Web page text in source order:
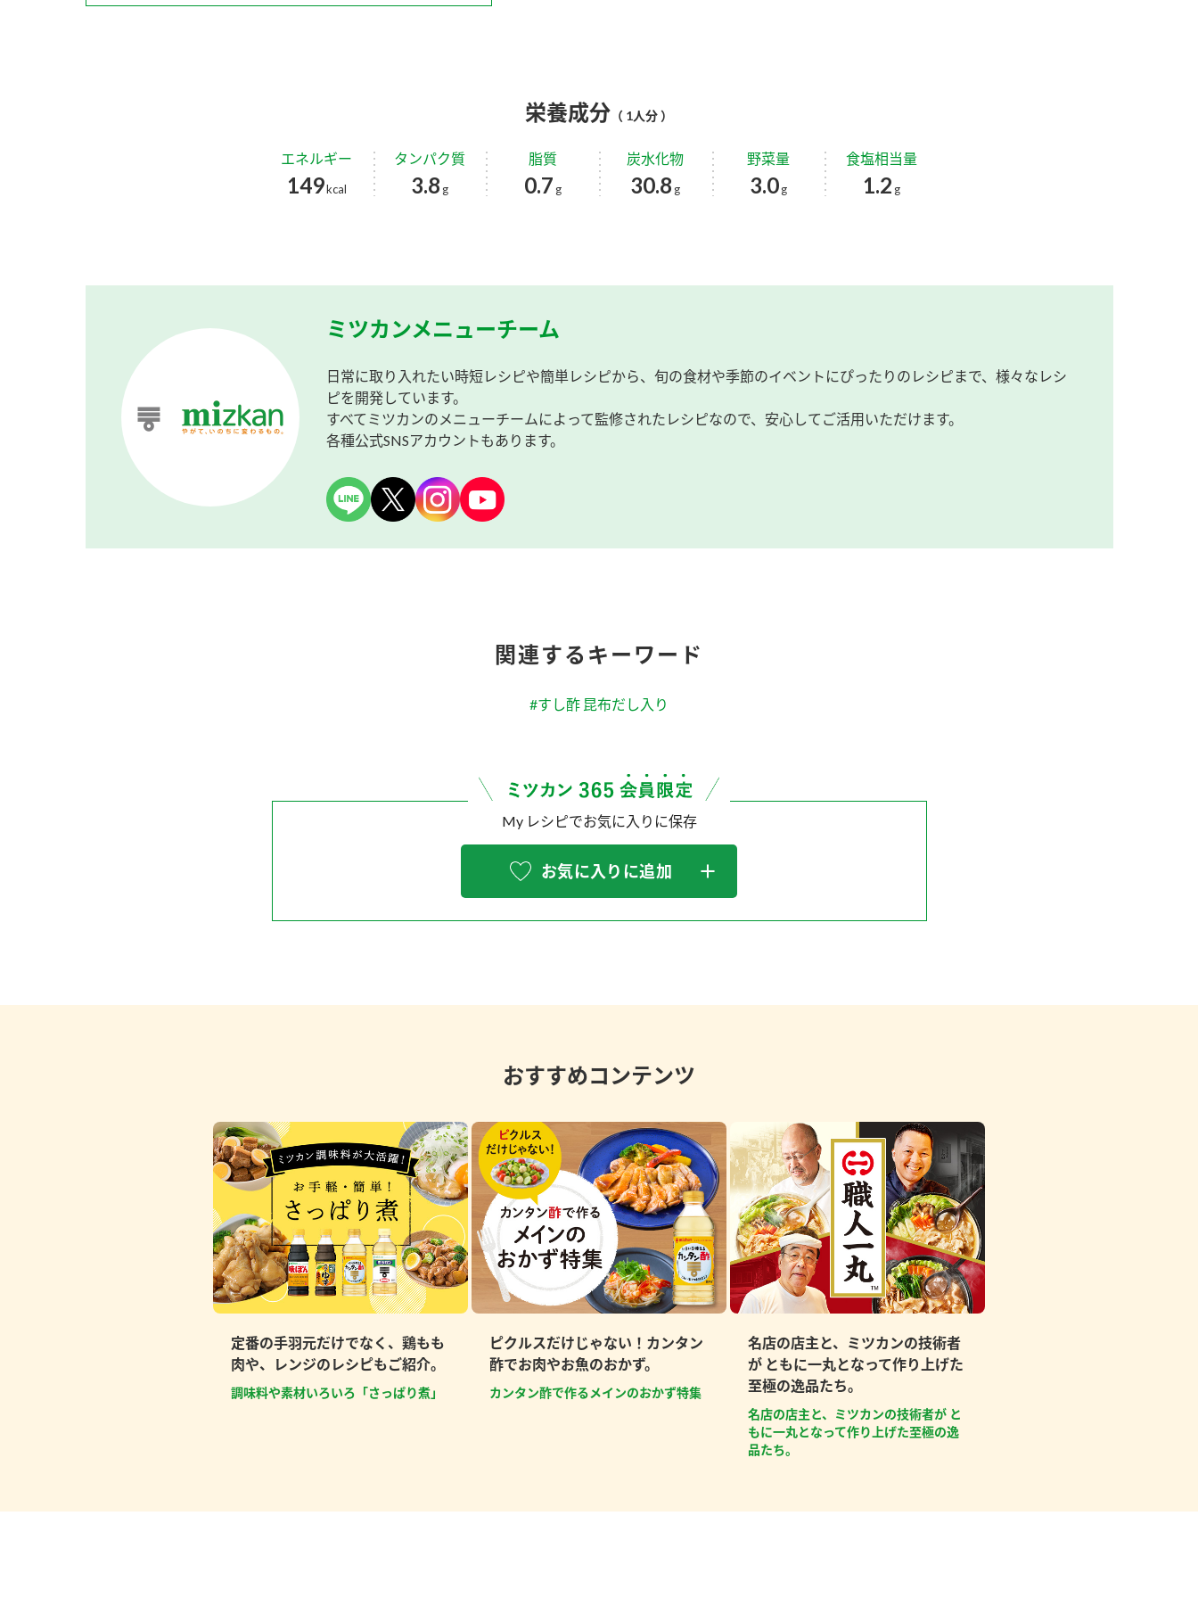
栄養成分 （ 1人分 ）
エネルギー
149kcal
タンパク質
3.8 g
脂質
0.7 g
炭水化物
30.8 g
野菜量
3.0g
食塩相当量
1.2 g
ミツカンメニューチーム
日常に取り入れたい時短レシピや簡単レシピから、旬の食材や季節のイベントにぴったりのレシピまで、様々なレシ
ピを開発しています。
すべてミツカンのメニューチームによって監修されたレシピなので、安心してご活用いただけます。
各種公式SNSアカウントもあります。
関連するキーワード
#すし酢 昆布だし入り
My レシピでお気に入りに保存
お気に入りに追加
おすすめコンテンツ
定番の手羽元だけでなく、鶏もも
肉や、レンジのレシピもご紹介。
調味料や素材いろいろ「さっぱり煮」
ピクルスだけじゃない！カンタン
酢でお肉やお魚のおかず。
カンタン酢で作るメインのおかず特集
名店の店主と、ミツカンの技術者
が ともに一丸となって作り上げた
至極の逸品たち。
名店の店主と、ミツカンの技術者が と
もに一丸となって作り上げた至極の逸
品たち。